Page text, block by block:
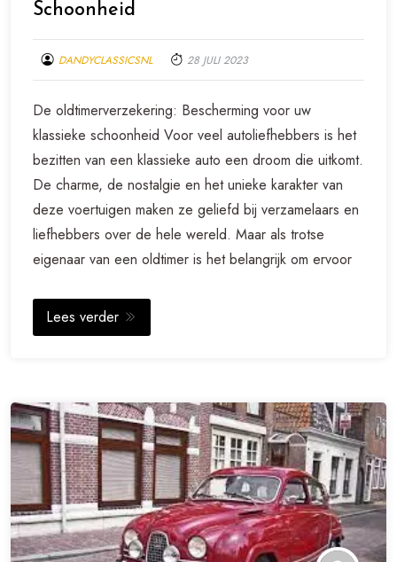
Schoonheid
DANDYCLASSICSNL 28 JULI 2023
De oldtimerverzekering: Bescherming voor uw
klassieke schoonheid Voor veel autoliefhebbers is het
bezitten van een klassieke auto een droom die uitkomt.
De charme, de nostalgie en het unieke karakter van
deze voertuigen maken ze geliefd bij verzamelaars en
liefhebbers over de hele wereld. Maar als trotse
eigenaar van een oldtimer is het belangrijk om ervoor
Lees verder